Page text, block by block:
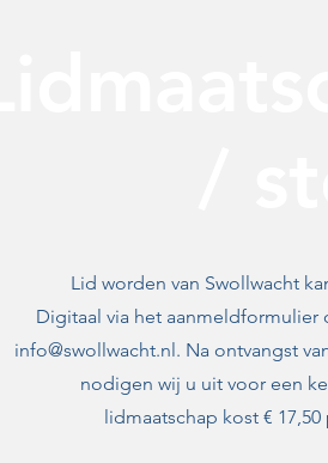
Lid worden van Swollwacht
Digitaal via het aanmeldformulier
info@swollwacht.nl . Na ontvangst
nodigen wij u uit voor een
lidmaatschap kost €